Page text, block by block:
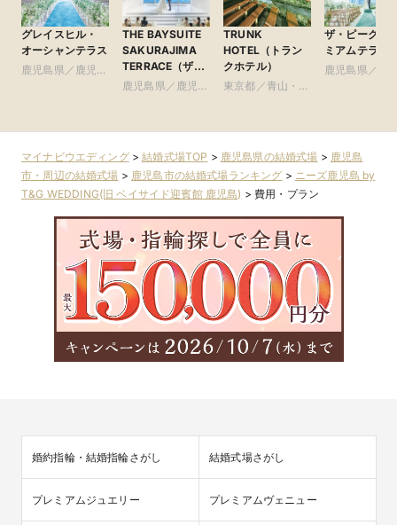
グレイスヒル・
オーシャンテラス
鹿児島県／鹿児島
THE BAYSUITE
SAKURAJIMA
TERRACE（ザ・
ベイスイート 桜
鹿児島県／鹿児島
TRUNK
HOTEL（トラン
クホテル）
東京都／青山・表
ザ・ピーク
ミアムテラス
鹿児島県／鹿
マイナビウエディング>結婚式場TOP > 鹿児島県の結婚式場 > 鹿児島
市・周辺の結婚式場 > 鹿児島市の結婚式場ランキング > ニーズ鹿児島 by
T&G WEDDING(旧 ベイサイド迎賓館 鹿児島) >費用・プラン
婚約指輪・結婚指輪さがし 結婚式場さがし
プレミアムジュエリー プレミアムヴェニュー